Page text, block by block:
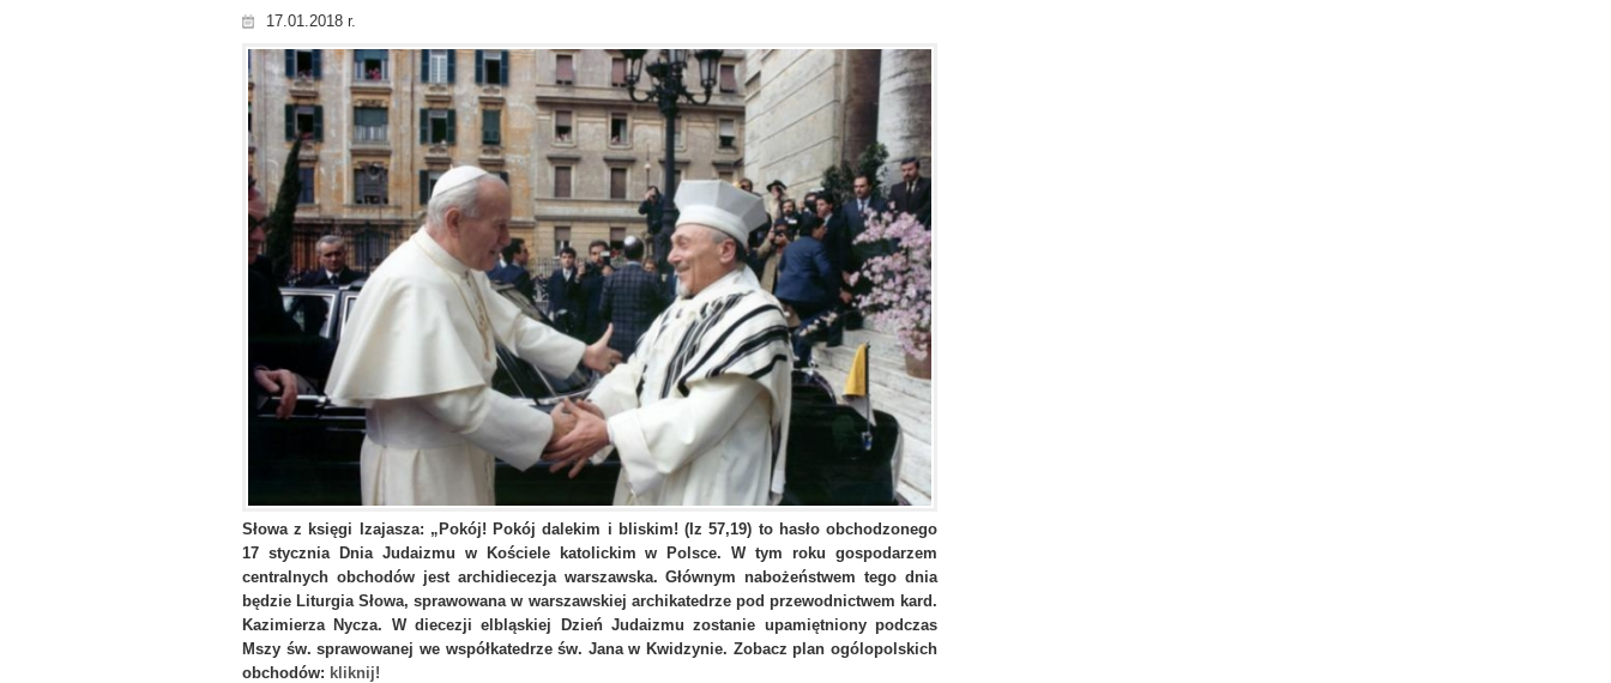
17.01.2018 r.
Słowa z księgi Izajasza: „Pokój! Pokój dalekim i bliskim! (Iz 57,19) to hasło obchodzonego
17 stycznia Dnia Judaizmu w Kościele katolickim w Polsce. W tym roku gospodarzem
centralnych obchodów jest archidiecezja warszawska. Głównym nabożeństwem tego dnia
będzie Liturgia Słowa, sprawowana w warszawskiej archikatedrze pod przewodnictwem kard.
Kazimierza Nycza. W diecezji elbląskiej Dzień Judaizmu zostanie upamiętniony podczas
Mszy św. sprawowanej we współkatedrze św. Jana w Kwidzynie. Zobacz plan ogólopolskich
obchodów: kliknij!